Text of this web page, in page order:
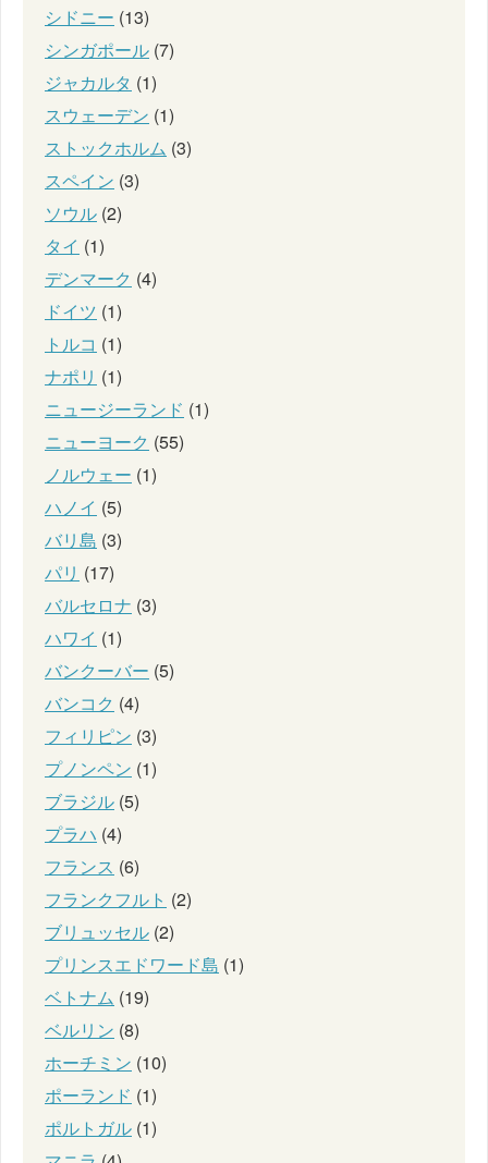
シドニー (13)
シンガポール (7)
ジャカルタ (1)
スウェーデン (1)
ストックホルム (3)
スペイン (3)
ソウル (2)
タイ (1)
デンマーク (4)
ドイツ (1)
トルコ (1)
ナポリ (1)
ニュージーランド (1)
ニューヨーク (55)
ノルウェー (1)
ハノイ (5)
バリ島 (3)
パリ (17)
バルセロナ (3)
ハワイ (1)
バンクーバー (5)
バンコク (4)
フィリピン (3)
プノンペン (1)
ブラジル (5)
プラハ (4)
フランス (6)
フランクフルト (2)
ブリュッセル (2)
プリンスエドワード島 (1)
ベトナム (19)
ベルリン (8)
ホーチミン (10)
ポーランド (1)
ポルトガル (1)